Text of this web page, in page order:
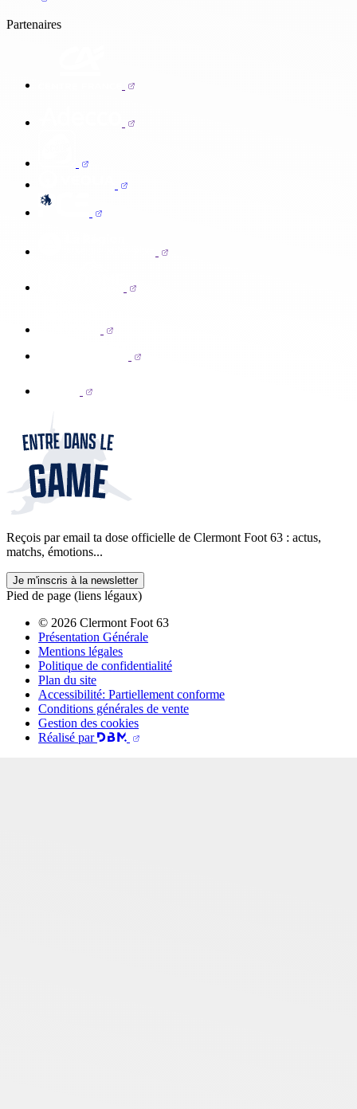
Partenaires
Reçois par email ta dose officielle de Clermont Foot 63 : actus,
matchs, émotions...
Je m'inscris à la newsletter
Pied de page (liens légaux)
© 2026 Clermont Foot 63
Présentation Générale
Mentions légales
Politique de confidentialité
Plan du site
Accessibilité: Partiellement conforme
Conditions générales de vente
Gestion des cookies
Réalisé par